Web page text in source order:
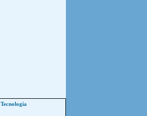
Tecnología